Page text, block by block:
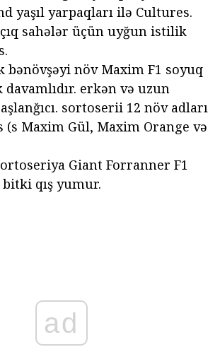
yaşıl yarpaqları ilə Cultures.
sahələr üçün uyğun istilik
bənövşəyi növ Maxim F1 soyuq
erkən və uzun
sortoserii 12 növ adları
(s Maxim Gül, Maxim Orange və
Giant Forranner F1
qış yumur.
ad